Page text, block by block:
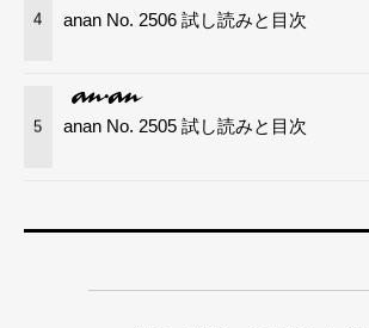
4 anan No. 2506 試し読みと目次
5 anan No. 2505 試し読みと目次